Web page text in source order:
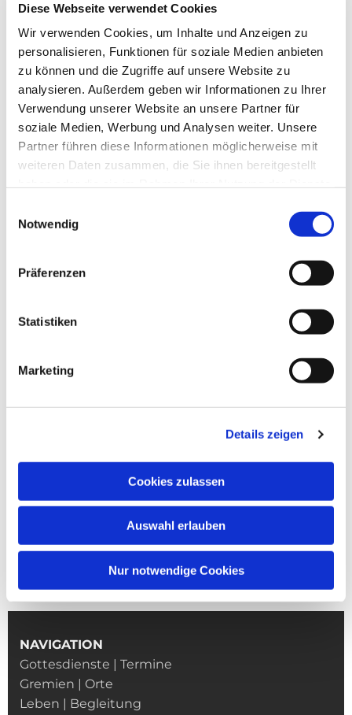
Diese Webseite verwendet Cookies
Wir verwenden Cookies, um Inhalte und Anzeigen zu
personalisieren, Funktionen für soziale Medien anbieten
zu können und die Zugriffe auf unsere Website zu
analysieren. Außerdem geben wir Informationen zu Ihrer
Verwendung unserer Website an unsere Partner für
soziale Medien, Werbung und Analysen weiter. Unsere
Partner führen diese Informationen möglicherweise mit
weiteren Daten zusammen, die Sie ihnen bereitgestellt
Notwendig
Präferenzen
Statistiken
Marketing
Details zeigen
Cookies zulassen
Auswahl erlauben
Nur notwendige Cookies
Dies könnte Sie auch
NAVIGATION
Gottesdienste | Termine
Gremien | Orte
Leben | Begleitung